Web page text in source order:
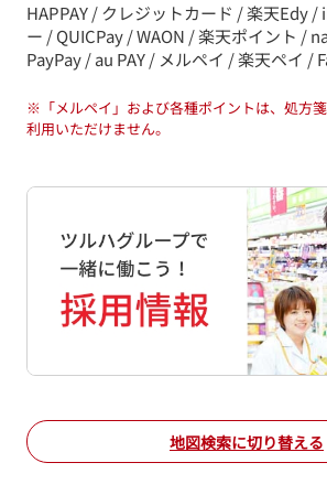
HAPPAY / クレジットカード / 楽天Edy /
ー / QUICPay / WAON / 楽天ポイント /
PayPay / au PAY / メルペイ / 楽天ペイ /
※ 「メルペイ」および各種ポイントは、処方
利用いただけません。
地図検索に切り替える